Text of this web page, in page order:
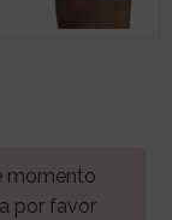
momento
por favor